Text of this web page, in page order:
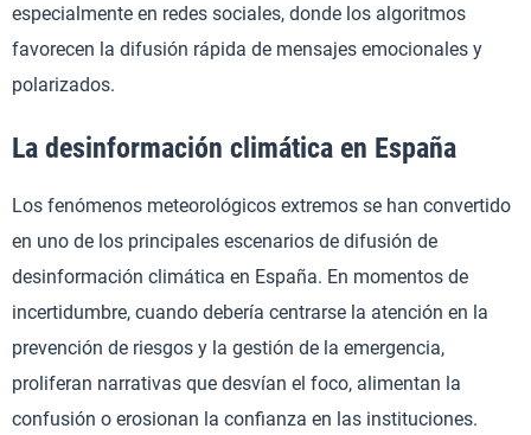
especialmente en redes sociales, donde los algoritmos
favorecen la difusión rápida de mensajes emocionales y
polarizados.
La desinformación climática en España
Los fenómenos meteorológicos extremos se han convertido
en uno de los principales escenarios de difusión de
desinformación climática en España. En momentos de
incertidumbre, cuando debería centrarse la atención en la
prevención de riesgos y la gestión de la emergencia,
proliferan narrativas que desvían el foco, alimentan la
confusión o erosionan la confianza en las instituciones.